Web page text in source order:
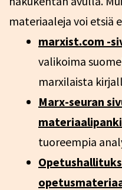
materiaaleja voi etsiä
marxist.com -
valikoima
marxilaista
Marx-seuran
tuoreempia